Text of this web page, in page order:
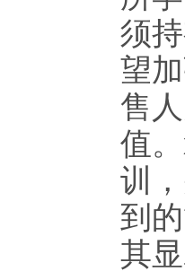
须
望
售
值
训
到
其